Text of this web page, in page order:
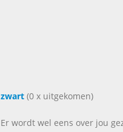
zwart(0 x uitgekomen)
Er wordt wel eens over jou